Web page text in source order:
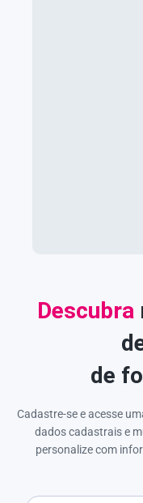
Descubra
de
Cadastre-se e acesse
dados cadastrais e
personalize com